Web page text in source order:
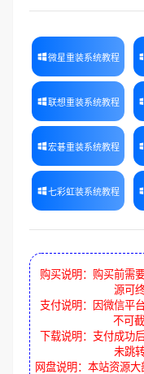
微星重装系统教程
联想重装系统教程
宏碁重装系统教程
七彩虹装系统教程
购买说明：购买前需
源可
支付说明：因微信平
不可
下载说明：支付成功
未跳
网盘说明：本站资源